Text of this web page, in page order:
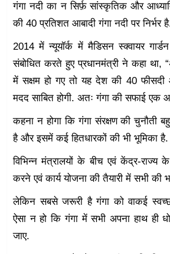
गंगा नदी का न सिर्फ़ सांस्कृतिक और
की 40 प्रतिशत आबादी गंगा नदी पर निर्भर
2014 में न्यूयॉर्क में मैडिसन स्क्वायर
संबोधित करते हुए प्रधानमंत्री ने कहा
में सक्षम हो गए तो यह देश की 40 फीसदी
मदद साबित होगी. अतः गंगा की सफाई एक
कहना न होगा कि गंगा संरक्षण की चुनौती
है और इसमें कई हितधारकों की भी भूमिका है.
विभिन्न मंत्रालयों के बीच एवं केंद्र-राज्य
करने एवं कार्य योजना की तैयारी में सभी की
लेकिन सबसे जरूरी है गंगा को वाकई
ऐसा न हो कि गंगा में सभी अपना हाथ ही
जाए.